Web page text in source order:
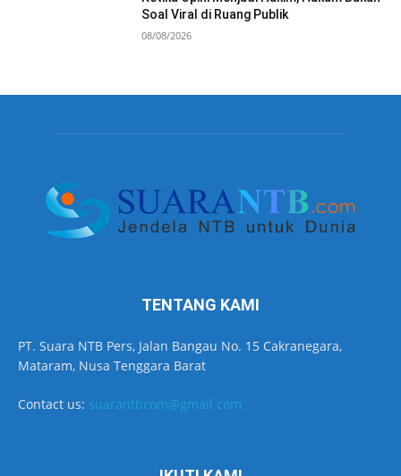
Soal Viral di Ruang Publik
08/08/2026
TENTANG KAMI
PT. Suara NTB Pers, Jalan Bangau No. 15 Cakranegara,
Mataram, Nusa Tenggara Barat
Contact us: suarantbcom@gmail.com